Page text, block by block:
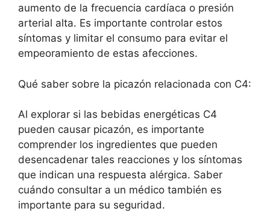
aumento de la frecuencia cardíaca o presión
arterial alta. Es importante controlar estos
síntomas y limitar el consumo para evitar el
empeoramiento de estas afecciones.
Qué saber sobre la picazón relacionada con C4:
Al explorar si las bebidas energéticas C4
pueden causar picazón, es importante
comprender los ingredientes que pueden
desencadenar tales reacciones y los síntomas
que indican una respuesta alérgica. Saber
cuándo consultar a un médico también es
importante para su seguridad.